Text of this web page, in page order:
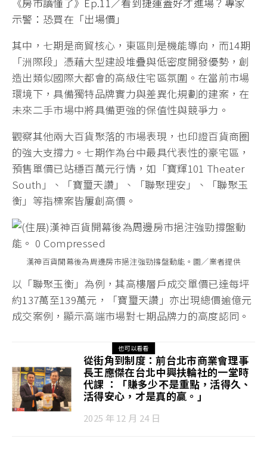
示警：恐買在「出場價」
其中，七期是商貿核心，東區則是機能導向，而14期
「洲際段」憑藉大型建設堆疊與低密度開發優勢，創
造出類似國際大都會的高級住宅區氛圍。在當前市場
環境下，具備獨特品牌實力與差異化規劃的建案，在
未來二手市場中將具備更強的保值性與競爭力。
觀察其他兩大百貨聚落的市場表現，也印證百貨商圈
的強大支撐力。七期作為台中最具代表性的豪宅區，
預售單價已站穩百萬元行情，如「寶輝101 Theater
South」、「寶璽天讚」、「聯聚理安」、「聯聚玉
衡」等指標案皆屢創高價。
漢神百貨開幕後為周邊房市挹注強勁撐盤動能。圖／業者提供
以「聯聚玉衡」為例，其高樓層戶成交單價已達每坪
約137萬至139萬元，「寶璽天讚」亦出現總價逾億元
成交案例，顯示高端市場對七期品牌力的高度認同。
也可以看看
從街角到制度：前台北市商業會理事
長王應傑在台北中興扶輪社的一堂時
代課 ：「賺多少不是重點，活得久、
活得安心，才是真的贏。」
2025 年 12 月 24 日